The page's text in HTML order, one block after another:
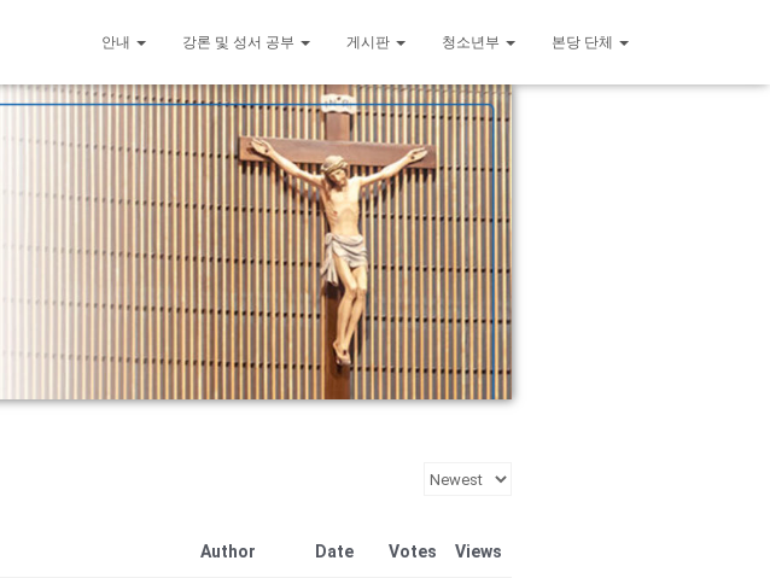
안내 강론 및 성서 공부 게시판 청소년부 본당 단체
Author Date Votes Views